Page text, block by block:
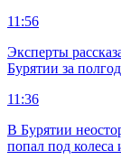
11:56
Эксперты
Бурятии за
11:36
В Бурятии
попал под колеса